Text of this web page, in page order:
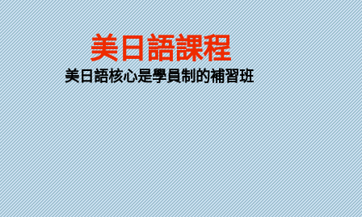
美日語課程
美日語核心是學員制的補習班